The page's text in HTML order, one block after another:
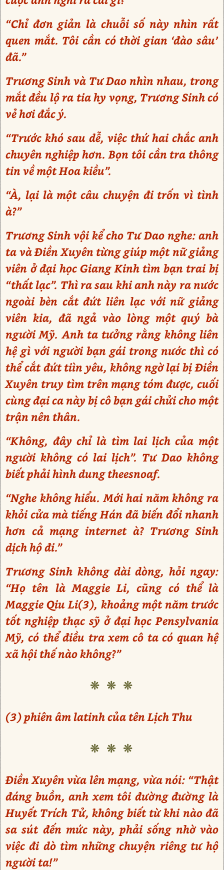
“Chỉ đơn giản là chuỗi số này nhìn rất
quen mắt. Tôi cần có thời gian ‘đào sâu’
đã.”
Trương Sinh và Tư Dao nhìn nhau, trong
mắt đều lộ ra tia hy vọng, Trương Sinh có
vẻ hơi đắc ý.
“Trước khó sau dễ, việc thứ hai chắc anh
chuyên nghiệp hơn. Bọn tôi cần tra thông
tin về một Hoa kiều”.
“À, lại là một câu chuyện đi trốn vì tình
à?”
Trương Sinh vội kể cho Tư Dao nghe: anh
ta và Điền Xuyên từng giúp một nữ giảng
viên ở đại học Giang Kinh tìm bạn trai bị
“thất lạc”. Thì ra sau khi anh này ra nước
ngoài bèn cắt đứt liên lạc với nữ giảng
viên kia, đã ngả vào lòng một quý bà
người Mỹ. Anh ta tưởng rằng không liên
hệ gì với người bạn gái trong nước thì có
thể cắt đứt tiìn yêu, không ngờ lại bị Điền
Xuyên truy tìm trên mạng tóm được, cuối
cùng đại ca này bị cô bạn gái chửi cho một
trận nên thân.
“Không, đây chỉ là tìm lai lịch của một
người không có lai lịch”. Tư Dao không
biết phải hình dung theesnoaf.
“Nghe không hiểu. Mới hai năm không ra
khỏi cửa mà tiếng Hán đã biến đổi nhanh
hơn cả mạng internet à? Trương Sinh
dịch hộ đi.”
Trương Sinh không dài dòng, hỏi ngay:
“Họ tên là Maggie Li, cũng có thể là
Maggie Qiu Li(3), khoảng một năm trước
tốt nghiệp thạc sỹ ở đại học Pensylvania
Mỹ, có thể điều tra xem cô ta có quan hệ
xã hội thế nào không?”
❊ ❊ ❊
(3) phiên âm latinh của tên Lịch Thu
❊ ❊ ❊
Điền Xuyên vừa lên mạng, vừa nói: “Thật
đáng buồn, anh xem tôi đường đường là
Huyết Trích Tử, không biết từ khi nào đã
sa sút đến mức này, phải sống nhờ vào
việc đi dò tìm những chuyện riêng tư hộ
người ta!”